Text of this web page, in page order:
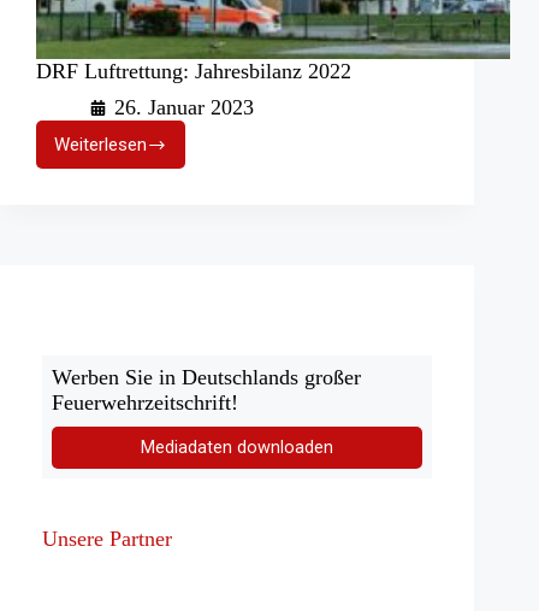
DRF Luftrettung: Jahresbilanz 2022
26. Januar 2023
Weiterlesen
DRF
Luftrettung:
Werben Sie in Deutschlands großer
Feuerwehrzeitschrift!
Mediadaten downloaden
Unsere Partner